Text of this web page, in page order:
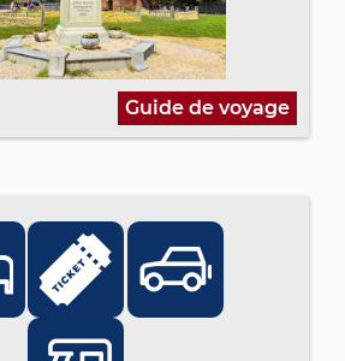
Guide de voyage